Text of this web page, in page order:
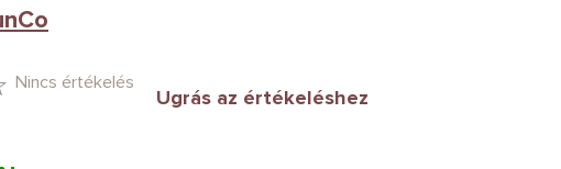
Nincs értékelés
Ugrás az értékeléshez